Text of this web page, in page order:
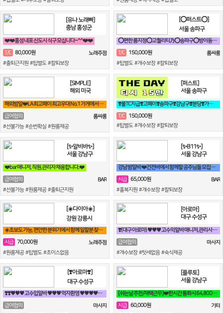
[유나 노래빠]
충남 홍성군
❤️❤️홍성 내포 신도시 식구 모십니다~^^❤️❤️
T/C 80,000원
노래주점
#출퇴근지원 #팁별도 #칼퇴보장
[⭕퍼스트⭕]
서울 송파구
⭕편한 룸지정⭕고퀄리티乃⭕송파구⭕방이동⭕잠실⭕석촌동⭕강남구⭕서초구⭕논현동
T/C 150,000원
룸싸롱
#팁별도 #개수보장 #칼퇴보장
[SIMPLE]
해외 미국
해외밤알❤️LA 최고페이 최고우대 No.1 가게에서 직원 모집합니다❤️
급여협의
룸싸롱
#선불가능 #순번확실 #원룸제공
[퍼스트]
서울 송파구
❣️풀TC지급❣️고페이❣️송파구❣️강남구❣️분당❣️가락동❣️역삼동❣️논현
T/C
150,000원
#팁별도 #개수보장 #칼퇴보장
[✨알비바✨]
서울 강남구
❤️bar 매니저, 직원,관리자 채용합니다.❤️
급여협의
BAR
#선불가능 #원룸제공 #출퇴근지원
[✨B11✨]
서울 강남구
강남 밤알바 ❤️건전바에서 함께할 공주님들 모집합니다❤️
시급 65,000원
BAR
#홀복지원 #개수보장 #칼퇴보장
[☀️다이아☀️]
강원 강릉시
☀️초보도 가능, 편안한 분위기에서 함께 일할분 찾습니다☀️
시급 70,000원
노래주점
#원룸제공 #팁별도 #초이스없음
[아로마]
대구 수성구
❣️(대구 아로마) ♥♥♥ 고수익알바 매니저,관리사 급구 ♥♥♥❣️
급여협의
마사지
#개수보장 #텃세없음 #숙식제공
[❣️아로마❣️]
대구 수성구
❣️❣️♥♥♥ 고수입알바 ♥♥♥ 먹자환영 ♥♥♥♥♥❣️❣️
급여협의
마사지
[플루토]
서울 강남구
[쉬는날 추천/재택근무]❤️한시간 통화시 64,800원❤️당일지급❤️영상
시급 60,000원
기타